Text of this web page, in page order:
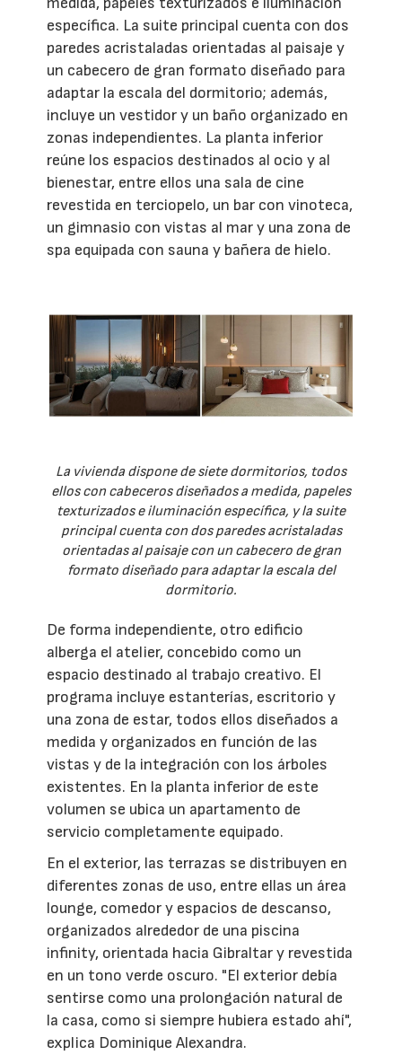
específica. La suite principal cuenta con dos
paredes acristaladas orientadas al paisaje y
un cabecero de gran formato diseñado para
adaptar la escala del dormitorio; además,
incluye un vestidor y un baño organizado en
zonas independientes. La planta inferior
reúne los espacios destinados al ocio y al
bienestar, entre ellos una sala de cine
revestida en terciopelo, un bar con vinoteca,
un gimnasio con vistas al mar y una zona de
spa equipada con sauna y bañera de hielo.
La vivienda dispone de siete dormitorios, todos
ellos con cabeceros diseñados a medida, papeles
texturizados e iluminación específica, y la suite
principal cuenta con dos paredes acristaladas
orientadas al paisaje con un cabecero de gran
formato diseñado para adaptar la escala del
dormitorio.
De forma independiente, otro edificio
alberga el atelier, concebido como un
espacio destinado al trabajo creativo. El
programa incluye estanterías, escritorio y
una zona de estar, todos ellos diseñados a
medida y organizados en función de las
vistas y de la integración con los árboles
existentes. En la planta inferior de este
volumen se ubica un apartamento de
servicio completamente equipado.
En el exterior, las terrazas se distribuyen en
diferentes zonas de uso, entre ellas un área
lounge, comedor y espacios de descanso,
organizados alrededor de una piscina
infinity, orientada hacia Gibraltar y revestida
en un tono verde oscuro. "El exterior debía
sentirse como una prolongación natural de
la casa, como si siempre hubiera estado ahí",
explica Dominique Alexandra.